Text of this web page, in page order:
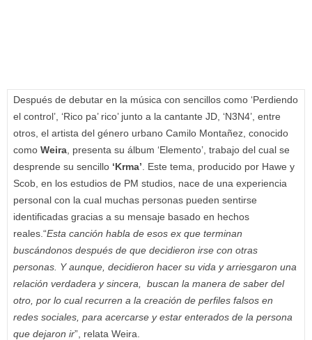
Después de debutar en la música con sencillos como ‘Perdiendo
el control’, ‘Rico pa’ rico’ junto a la cantante JD, ‘N3N4’, entre
otros, el artista del género urbano Camilo Montañez, conocido
como Weira , presenta su álbum ‘Elemento’, trabajo del cual se
desprende su sencillo ‘Krma’ . Este tema, producido por Hawe y
Scob, en los estudios de PM studios, nace de una experiencia
personal con la cual muchas personas pueden sentirse
identificadas gracias a su mensaje basado en hechos
reales.“Esta canción habla de esos ex que terminan
buscándonos después de que decidieron irse con otras
personas. Y aunque, decidieron hacer su vida y arriesgaron una
relación verdadera y sincera, buscan la manera de saber del
otro, por lo cual recurren a la creación de perfiles falsos en
redes sociales, para acercarse y estar enterados de la persona
que dejaron ir”, relata Weira.